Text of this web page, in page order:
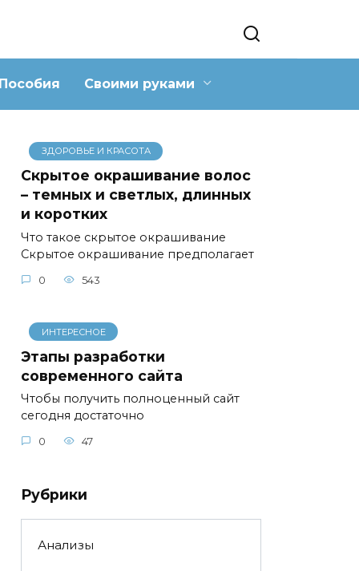
Пособия Своими руками
ЗДОРОВЬЕ И КРАСОТА
Скрытое окрашивание волос
– темных и светлых, длинных
и коротких
Что такое скрытое окрашивание
Скрытое окрашивание предполагает
0 543
ИНТЕРЕСНОЕ
Этапы разработки
современного сайта
Чтобы получить полноценный сайт
сегодня достаточно
0 47
Рубрики
Анализы